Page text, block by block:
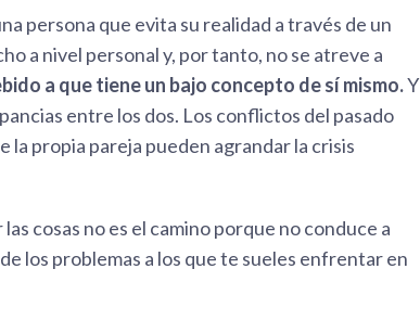
persona que evita su realidad a través de un
a nivel personal y, por tanto, no se atreve a
a que tiene un bajo concepto de sí mismo.Y
entre los dos. Los conflictos del pasado
la propia pareja pueden agrandar la crisis
cosas no es el camino porque no conduce a
los problemas a los que te sueles enfrentar en